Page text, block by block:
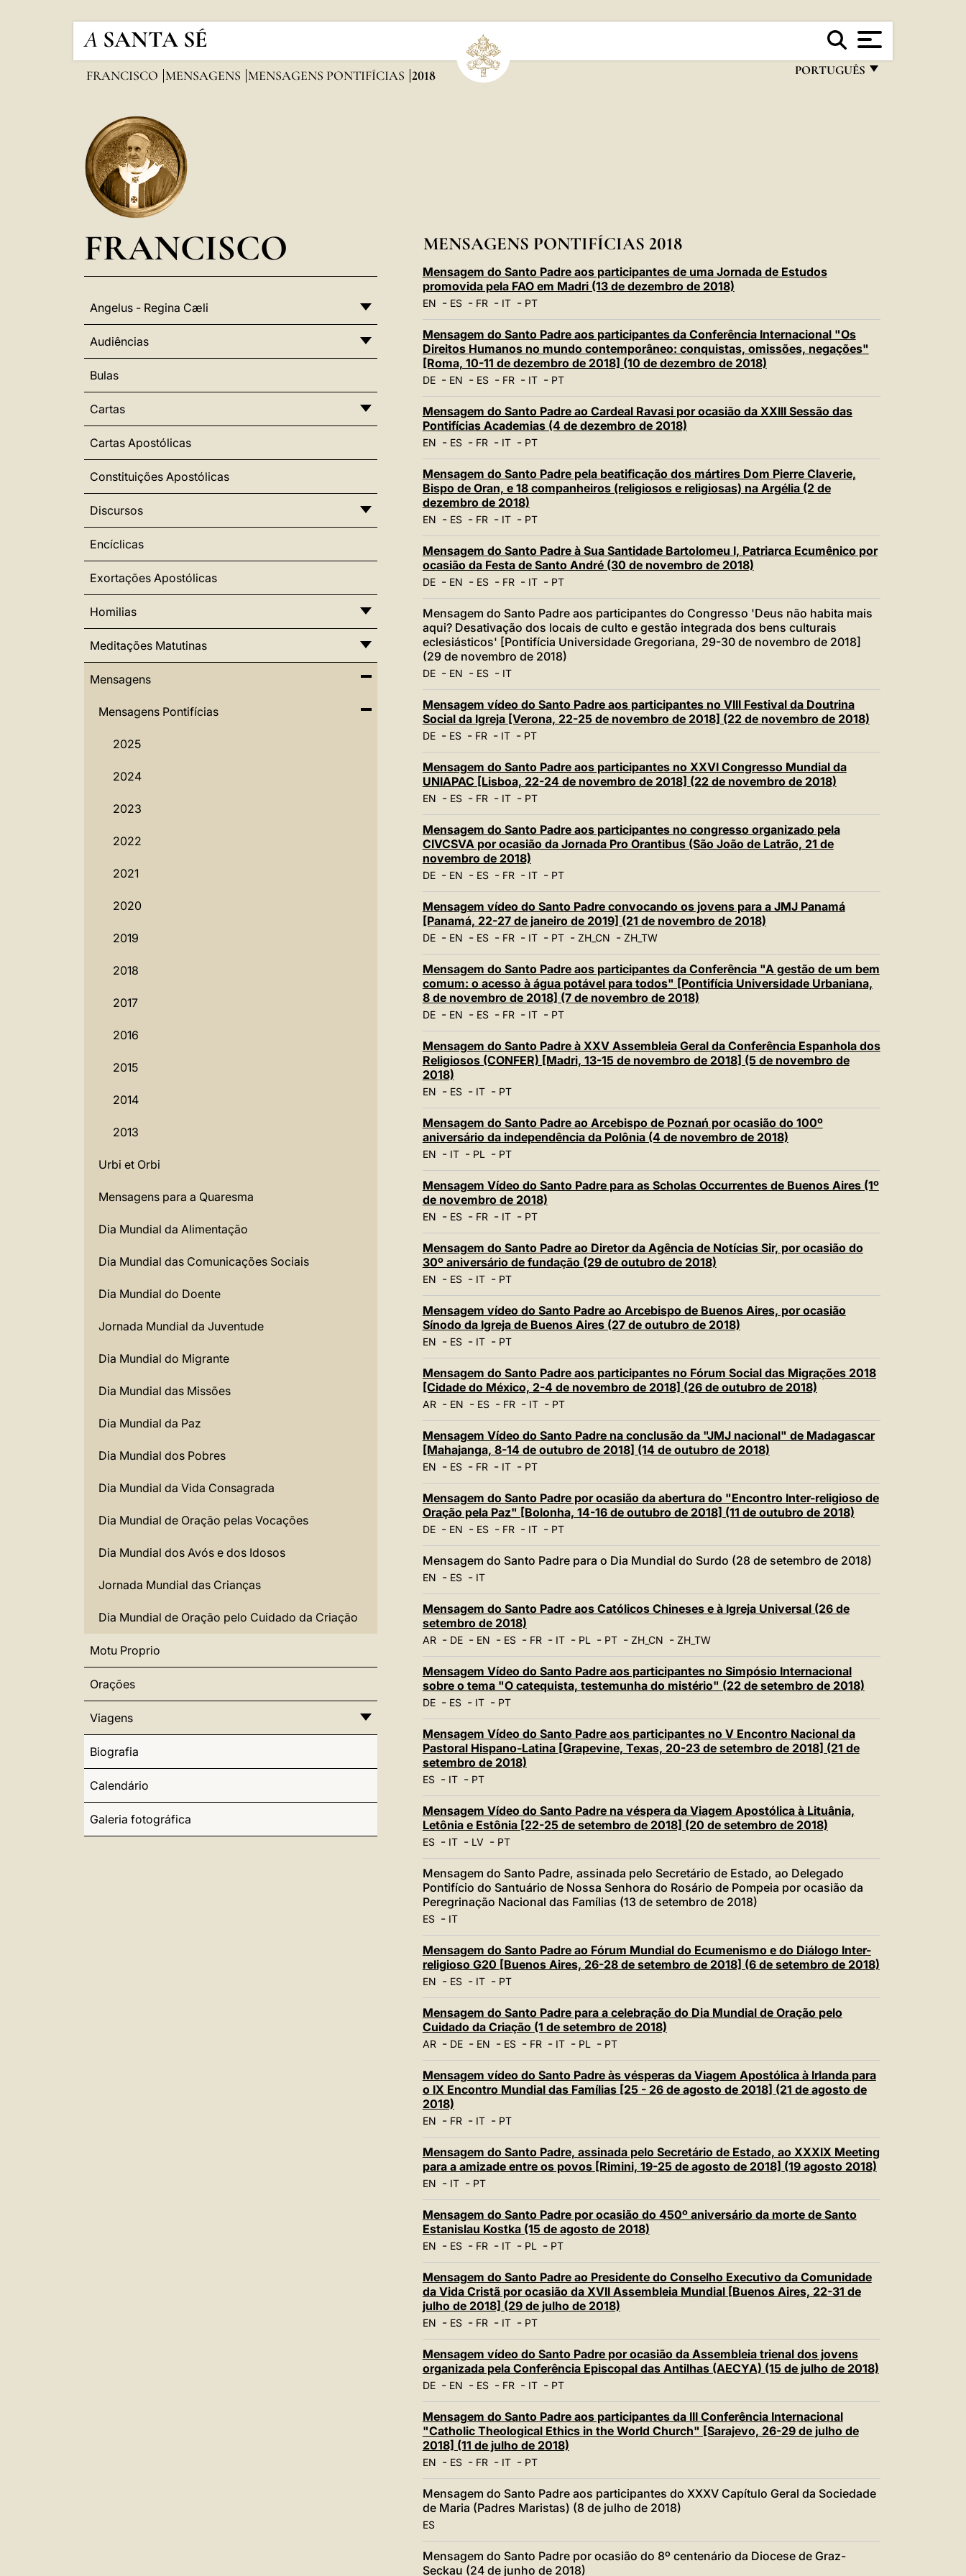
A SANTA SÉ
PORTUGUÊS
POLSKI
中文
LATINE
FRANCISCO MENSAGENS MENSAGENS PONTIFÍCIAS 2018
FRANCISCO
Angelus - Regina Cæli
Audiências
Bulas
Cartas
Cartas Apostólicas
Constituições Apostólicas
Discursos
Encíclicas
Exortações Apostólicas
Homilias
Meditações Matutinas
Mensagens
Mensagens Pontifícias
2025
2024
2023
2022
2021
2020
2019
2018
2017
2016
2015
2014
2013
Urbi et Orbi
Mensagens para a Quaresma
Dia Mundial da Alimentação
Dia Mundial das Comunicações Sociais
Dia Mundial do Doente
Jornada Mundial da Juventude
Dia Mundial do Migrante
Dia Mundial das Missões
Dia Mundial da Paz
Dia Mundial dos Pobres
Dia Mundial da Vida Consagrada
Dia Mundial de Oração pelas Vocações
Dia Mundial dos Avós e dos Idosos
Jornada Mundial das Crianças
Dia Mundial de Oração pelo Cuidado da Criação
Motu Proprio
Orações
Viagens
Biografia
Calendário
Galeria fotográfica
MENSAGENS PONTIFÍCIAS 2018
Mensagem do Santo Padre aos participantes de uma Jornada de Estudos
promovida pela FAO em Madri (13 de dezembro de 2018)
EN - ES- FR- IT- PT
Mensagem do Santo Padre aos participantes da Conferência Internacional "Os
Direitos Humanos no mundo contemporâneo: conquistas, omissões, negações"
[Roma, 10-11 de dezembro de 2018] (10 de dezembro de 2018)
DE- EN - ES- FR- IT- PT
Mensagem do Santo Padre ao Cardeal Ravasi por ocasião da XXIII Sessão das
Pontifícias Academias (4 de dezembro de 2018)
EN - ES- FR- IT- PT
Mensagem do Santo Padre pela beatificação dos mártires Dom Pierre Claverie,
Bispo de Oran, e 18 companheiros (religiosos e religiosas) na Argélia (2 de
dezembro de 2018)
EN - ES- FR- IT- PT
Mensagem do Santo Padre à Sua Santidade Bartolomeu I, Patriarca Ecumênico por
ocasião da Festa de Santo André (30 de novembro de 2018)
DE- EN - ES- FR- IT- PT
Mensagem do Santo Padre aos participantes do Congresso 'Deus não habita mais
aqui? Desativação dos locais de culto e gestão integrada dos bens culturais
eclesiásticos' [Pontifícia Universidade Gregoriana, 29-30 de novembro de 2018]
(29 de novembro de 2018)
DE- EN - ES- IT
Mensagem vídeo do Santo Padre aos participantes no VIII Festival da Doutrina
Social da Igreja [Verona, 22-25 de novembro de 2018] (22 de novembro de 2018)
DE- ES- FR- IT- PT
Mensagem do Santo Padre aos participantes no XXVI Congresso Mundial da
UNIAPAC [Lisboa, 22-24 de novembro de 2018] (22 de novembro de 2018)
EN - ES- FR- IT- PT
Mensagem do Santo Padre aos participantes no congresso organizado pela
CIVCSVA por ocasião da Jornada Pro Orantibus (São João de Latrão, 21 de
novembro de 2018)
DE- EN - ES- FR- IT- PT
Mensagem vídeo do Santo Padre convocando os jovens para a JMJ Panamá
[Panamá, 22-27 de janeiro de 2019] (21 de novembro de 2018)
DE- EN - ES- FR- IT- PT- ZH_CN - ZH_TW
Mensagem do Santo Padre aos participantes da Conferência "A gestão de um bem
comum: o acesso à água potável para todos" [Pontifícia Universidade Urbaniana,
8 de novembro de 2018] (7 de novembro de 2018)
DE- EN - ES- FR- IT- PT
Mensagem do Santo Padre à XXV Assembleia Geral da Conferência Espanhola dos
Religiosos (CONFER) [Madri, 13-15 de novembro de 2018] (5 de novembro de
2018)
EN - ES- IT- PT
Mensagem do Santo Padre ao Arcebispo de Poznań por ocasião do 100º
aniversário da independência da Polônia (4 de novembro de 2018)
EN - IT- PL- PT
Mensagem Vídeo do Santo Padre para as Scholas Occurrentes de Buenos Aires (1º
de novembro de 2018)
EN - ES- FR- IT- PT
Mensagem do Santo Padre ao Diretor da Agência de Notícias Sir, por ocasião do
30º aniversário de fundação (29 de outubro de 2018)
EN - ES- IT- PT
Mensagem vídeo do Santo Padre ao Arcebispo de Buenos Aires, por ocasião
Sínodo da Igreja de Buenos Aires (27 de outubro de 2018)
EN - ES- IT- PT
Mensagem do Santo Padre aos participantes no Fórum Social das Migrações 2018
[Cidade do México, 2-4 de novembro de 2018] (26 de outubro de 2018)
AR- EN - ES- FR- IT- PT
Mensagem Vídeo do Santo Padre na conclusão da "JMJ nacional" de Madagascar
[Mahajanga, 8-14 de outubro de 2018] (14 de outubro de 2018)
EN - ES- FR- IT- PT
Mensagem do Santo Padre por ocasião da abertura do "Encontro Inter-religioso de
Oração pela Paz" [Bolonha, 14-16 de outubro de 2018] (11 de outubro de 2018)
DE- EN - ES- FR- IT- PT
Mensagem do Santo Padre para o Dia Mundial do Surdo (28 de setembro de 2018)
EN - ES- IT
Mensagem do Santo Padre aos Católicos Chineses e à Igreja Universal (26 de
setembro de 2018)
AR- DE- EN - ES- FR- IT- PL- PT- ZH_CN - ZH_TW
Mensagem Vídeo do Santo Padre aos participantes no Simpósio Internacional
sobre o tema "O catequista, testemunha do mistério" (22 de setembro de 2018)
DE- ES- IT- PT
Mensagem Vídeo do Santo Padre aos participantes no V Encontro Nacional da
Pastoral Hispano-Latina [Grapevine, Texas, 20-23 de setembro de 2018] (21 de
setembro de 2018)
ES- IT- PT
Mensagem Vídeo do Santo Padre na véspera da Viagem Apostólica à Lituânia,
Letônia e Estônia [22-25 de setembro de 2018] (20 de setembro de 2018)
ES- IT- LV - PT
Mensagem do Santo Padre, assinada pelo Secretário de Estado, ao Delegado
Pontifício do Santuário de Nossa Senhora do Rosário de Pompeia por ocasião da
Peregrinação Nacional das Famílias (13 de setembro de 2018)
ES- IT
Mensagem do Santo Padre ao Fórum Mundial do Ecumenismo e do Diálogo Inter-
religioso G20 [Buenos Aires, 26-28 de setembro de 2018] (6 de setembro de 2018)
EN - ES- IT- PT
Mensagem do Santo Padre para a celebração do Dia Mundial de Oração pelo
Cuidado da Criação (1 de setembro de 2018)
AR- DE- EN - ES- FR- IT- PL- PT
Mensagem vídeo do Santo Padre às vésperas da Viagem Apostólica à Irlanda para
o IX Encontro Mundial das Famílias [25 - 26 de agosto de 2018] (21 de agosto de
2018)
EN - FR- IT- PT
Mensagem do Santo Padre, assinada pelo Secretário de Estado, ao XXXIX Meeting
para a amizade entre os povos [Rimini, 19-25 de agosto de 2018] (19 agosto 2018)
EN - IT- PT
Mensagem do Santo Padre por ocasião do 450º aniversário da morte de Santo
Estanislau Kostka (15 de agosto de 2018)
EN - ES- FR- IT- PL- PT
Mensagem do Santo Padre ao Presidente do Conselho Executivo da Comunidade
da Vida Cristã por ocasião da XVII Assembleia Mundial [Buenos Aires, 22-31 de
julho de 2018] (29 de julho de 2018)
EN - ES- FR- IT- PT
Mensagem vídeo do Santo Padre por ocasião da Assembleia trienal dos jovens
organizada pela Conferência Episcopal das Antilhas (AECYA) (15 de julho de 2018)
DE- EN - ES- FR- IT- PT
Mensagem do Santo Padre aos participantes da III Conferência Internacional
"Catholic Theological Ethics in the World Church" [Sarajevo, 26-29 de julho de
2018] (11 de julho de 2018)
EN - ES- FR- IT- PT
Mensagem do Santo Padre aos participantes do XXXV Capítulo Geral da Sociedade
de Maria (Padres Maristas) (8 de julho de 2018)
ES
Mensagem do Santo Padre por ocasião do 8º centenário da Diocese de Graz-
Seckau (24 de junho de 2018)